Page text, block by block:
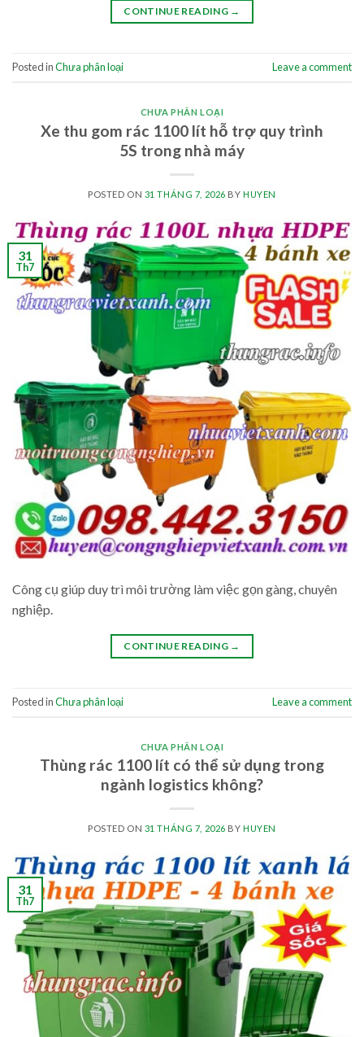
CONTINUE READING →
Posted inChưa phân loại Leave a comment
CHƯA PHÂN LOẠI
Xe thu gom rác 1100 lít hỗ trợ quy trình
5S trong nhà máy
POSTED ON 31 THÁNG 7, 2026 BY HUYEN
31
Th7
Công cụ giúp duy trì môi trường làm việc gọn gàng, chuyên
nghiệp.
CONTINUE READING →
Posted inChưa phân loại Leave a comment
CHƯA PHÂN LOẠI
Thùng rác 1100 lít có thể sử dụng trong
ngành logistics không?
POSTED ON 31 THÁNG 7, 2026 BY HUYEN
31
Th7